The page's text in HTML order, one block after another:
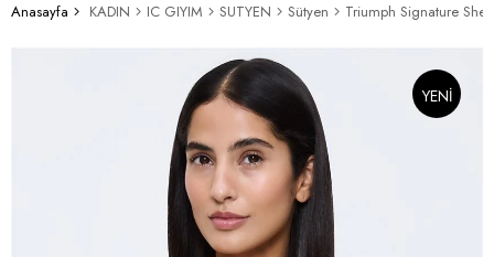
Anasayfa KADIN IC GIYIM SUTYEN Sütyen Triumph Signature
YENI